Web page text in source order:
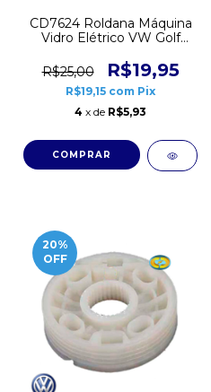
CD7624 Roldana Máquina
Vidro Elétrico VW Golf
R$25,00
R$19,95
R$19,15 com Pix
4 x de R$5,93
20%
OFF